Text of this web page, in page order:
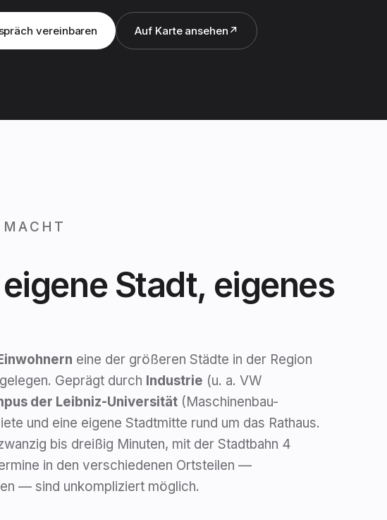
vereinbaren Auf Karte ansehen ↗
Stadt, eigenes
eine der größeren Städte in der Region
Geprägt durch Industrie (u. a. VW
der Leibniz-Universität (Maschinenbau-
und eine eigene Stadtmitte rund um das Rathaus.
bis dreißig Minuten, mit der Stadtbahn 4
in den verschiedenen Ortsteilen —
— sind unkompliziert möglich.